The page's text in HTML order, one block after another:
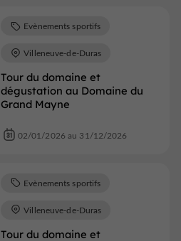
Tour du domaine et
dégustation au Domaine du
Grand Mayne
Evènements sportifs
Villeneuve-de-Duras
02/01/2026 au 31/12/2026
Tour du domaine et
Evènements sportifs
Villeneuve-de-Duras